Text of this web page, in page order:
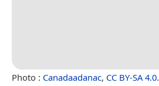
Photo : Canadaadanac, CC BY-SA 4.0.